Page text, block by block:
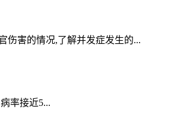
伤害的情况,了解并发症发生的...
率接近5...